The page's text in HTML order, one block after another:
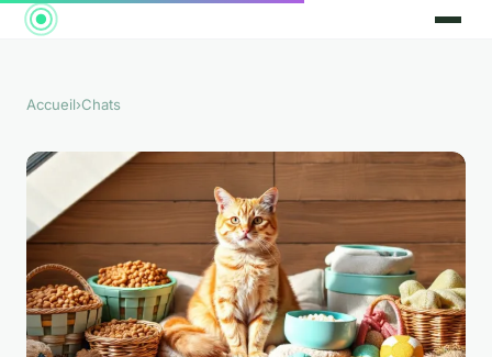
Accueil›Chats